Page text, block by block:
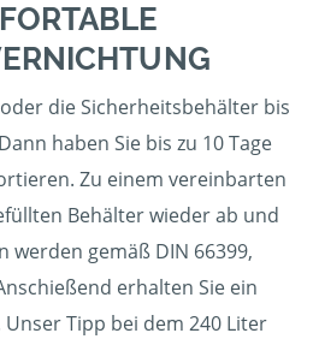
die Sicherheitsbehälter bis
haben Sie bis zu 10 Tage
Zu einem vereinbarten
Behälter wieder ab und
werden gemäß DIN 66399,
erhalten Sie ein
Tipp bei dem 240 Liter